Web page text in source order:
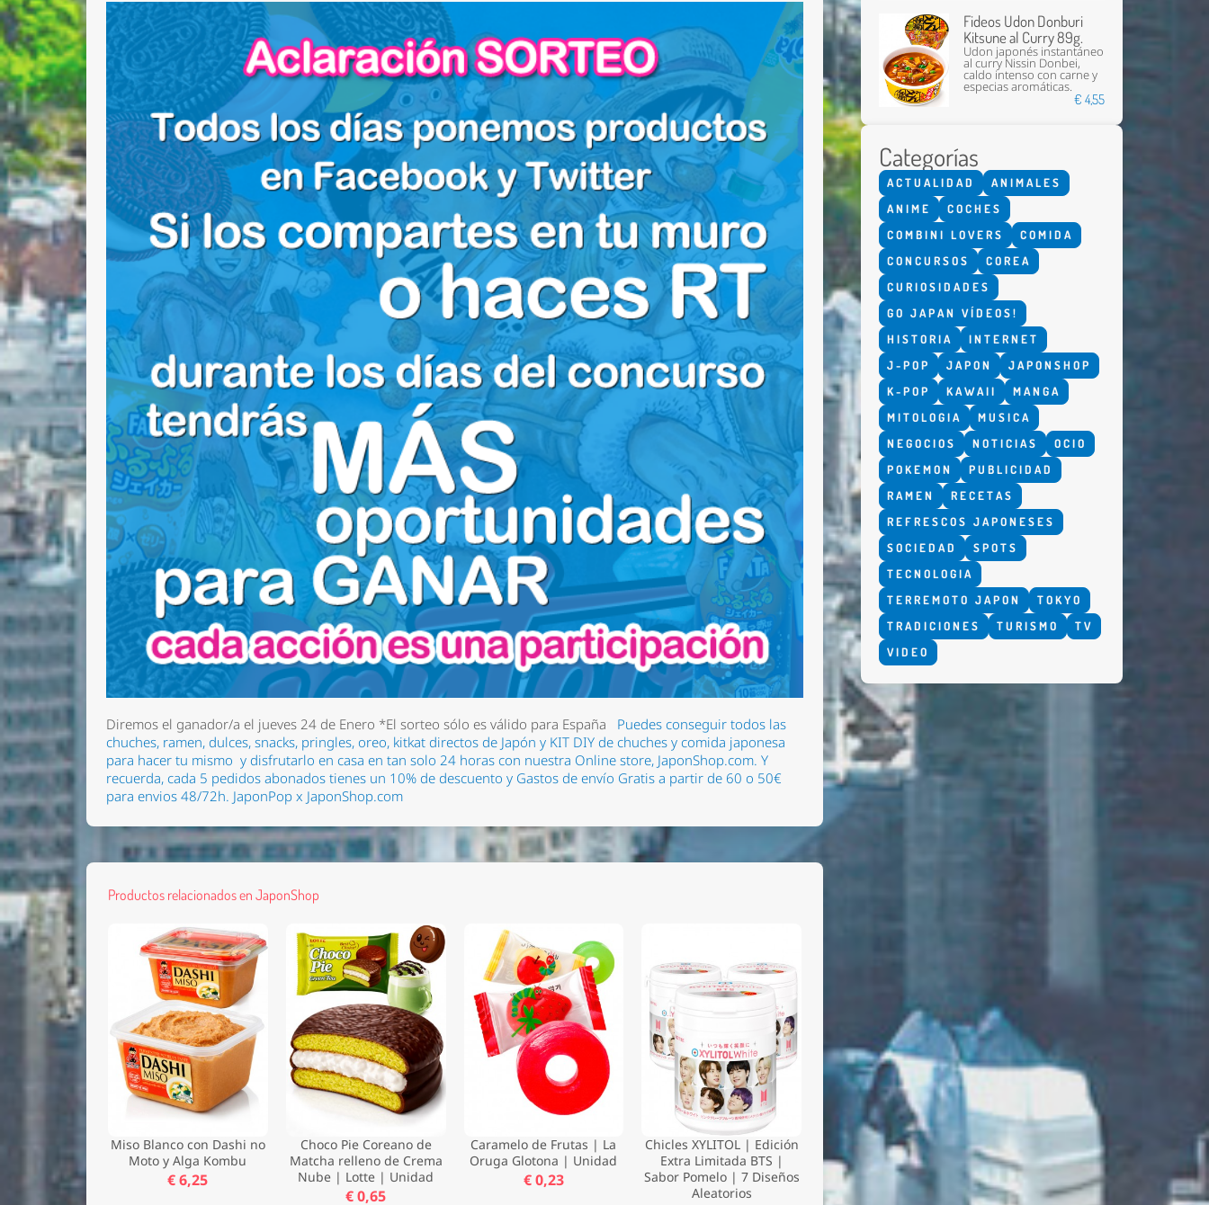
Diremos el ganador/a el jueves 24 de Enero *El sorteo sólo es válido para España
Puedes conseguir todos las
chuches, ramen, dulces, snacks, pringles, oreo, kitkat directos de Japón y KIT DIY de chuches y comida japonesa
para hacer tu mismo y disfrutarlo en casa en tan solo 24 horas con nuestra Online store, JaponShop.com. Y
recuerda, cada 5 pedidos abonados tienes un 10% de descuento y Gastos de envío Gratis a partir de 60 o 50€
para envios 48/72h. JaponPop x JaponShop.com
Productos relacionados en JaponShop
Miso Blanco con Dashi no
Moto y Alga Kombu
€ 6,25
Choco Pie Coreano de
Matcha relleno de Crema
Nube | Lotte | Unidad
€ 0,65
Caramelo de Frutas | La
Oruga Glotona | Unidad
€ 0,23
Chicles XYLITOL | Edición
Extra Limitada BTS |
Sabor Pomelo | 7 Diseños
Aleatorios
Fideos Udon Donburi
Kitsune al Curry 89g.
Udon japonés instantáneo
al curry Nissin Donbei,
caldo intenso con carne y
especias aromáticas.
€ 4,55
Categorías
ACTUALIDAD
ANIMALES
ANIME
COCHES
COMBINI LOVERS
COMIDA
CONCURSOS
COREA
CURIOSIDADES
GO JAPAN VÍDEOS!
HISTORIA
INTERNET
J-POP
JAPON
JAPONSHOP
K-POP
KAWAII
MANGA
MITOLOGIA
MUSICA
NEGOCIOS
NOTICIAS
OCIO
POKEMON
PUBLICIDAD
RAMEN
RECETAS
REFRESCOS JAPONESES
SOCIEDAD
SPOTS
TECNOLOGIA
TERREMOTO JAPON
TOKYO
TRADICIONES
TURISMO
TV
VIDEO
Enviar